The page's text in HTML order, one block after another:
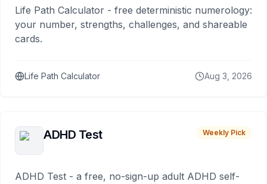
Life Path Calculator - free deterministic numerology:
your number, strengths, challenges, and shareable
cards.
Life Path Calculator Aug 3, 2026
ADHD Test Weekly Pick
ADHD Test - a free, no-sign-up adult ADHD self-